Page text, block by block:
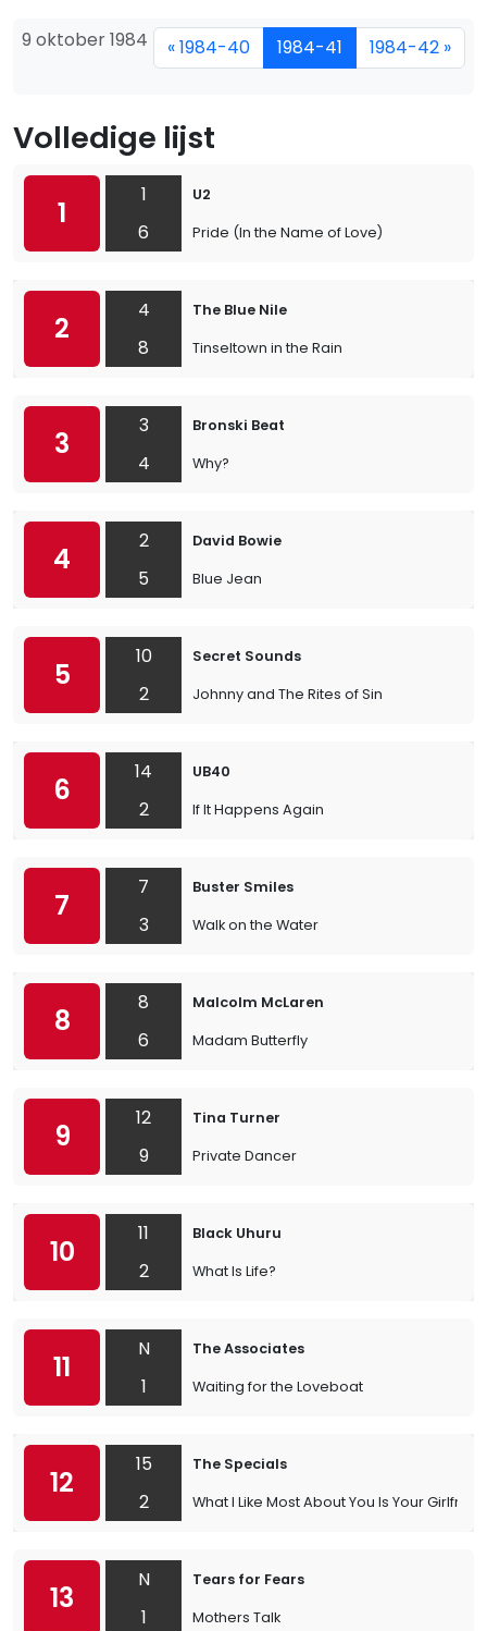
9 oktober 1984 « 1984-40 1984-41 1984-42 »
Volledige lijst
1
1
6
U2
Pride (In the Name of Love)
2
4
8
The Blue Nile
Tinseltown in the Rain
3
3
4
Bronski Beat
Why?
4
2
5
David Bowie
Blue Jean
5
10
2
Secret Sounds
Johnny and The Rites of Sin
6
14
2
UB40
If It Happens Again
7
7
3
Buster Smiles
Walk on the Water
8
8
6
Malcolm McLaren
Madam Butterfly
9
12
9
Tina Turner
Private Dancer
10
11
2
Black Uhuru
What Is Life?
11
N
1
The Associates
Waiting for the Loveboat
12
15
2
The Specials
What I Like Most About You Is Your
13
N
1
Tears for Fears
Mothers Talk